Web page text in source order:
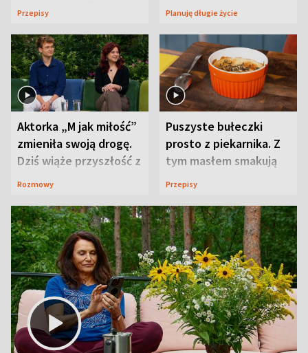
wyjątkowo wilgotne
Przepisy
wizyt
Planuję długie życie
Aktorka „M jak miłość”
zmieniła swoją drogę.
Dziś wiąże przyszłość z
neurobiologią
Rozmowy
Puszyste bułeczki
prosto z piekarnika. Z
tym masłem smakują
jeszcze lepiej
Przepisy